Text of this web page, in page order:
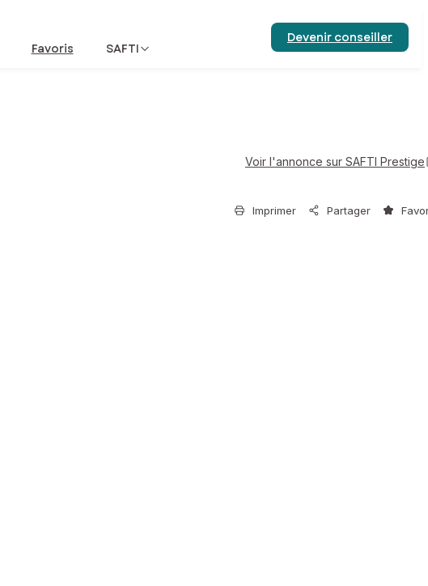
Favoris SAFTI
Devenir conseiller
Voir l'annonce sur SAFTI Prestige
Imprimer Partager